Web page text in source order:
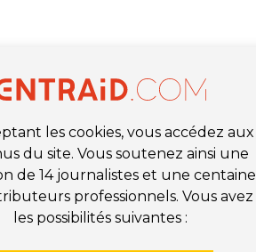
les cookies, vous accédez aux
du site. Vous soutenez ainsi une
de 14 journalistes et une centaine
professionnels. Vous avez
les possibilités suivantes :